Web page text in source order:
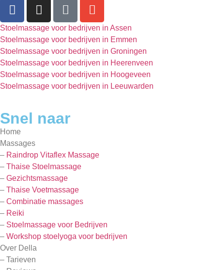
Stoelmassage voor bedrijven in Assen
Stoelmassage voor bedrijven in Emmen
Stoelmassage voor bedrijven in Groningen
Stoelmassage voor bedrijven in Heerenveen
Stoelmassage voor bedrijven in Hoogeveen
Stoelmassage voor bedrijven in Leeuwarden
Snel naar
Home
Massages
– Raindrop Vitaflex Massage
– Thaise Stoelmassage
– Gezichtsmassage
– Thaise Voetmassage
– Combinatie massages
– Reiki
– Stoelmassage voor Bedrijven
– Workshop stoelyoga voor bedrijven
Over Della
– Tarieven